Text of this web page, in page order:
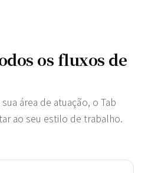
os fluxos de
área de atuação, o Tab
ao seu estilo de trabalho.